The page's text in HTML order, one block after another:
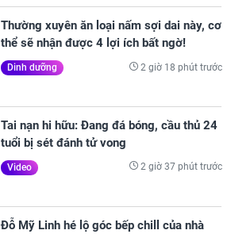
Thường xuyên ăn loại nấm sợi dai này, cơ
thể sẽ nhận được 4 lợi ích bất ngờ!
Dinh dưỡng 2 giờ 18 phút trước
Tai nạn hi hữu: Đang đá bóng, cầu thủ 24
tuổi bị sét đánh tử vong
Video 2 giờ 37 phút trước
Đỗ Mỹ Linh hé lộ góc bếp chill của nhà